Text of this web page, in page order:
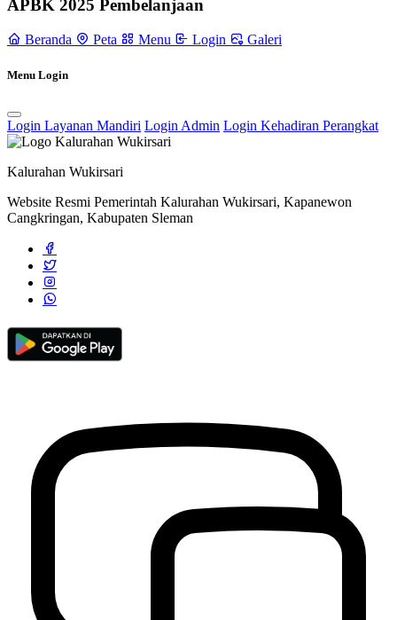
Beraneka Rasa
Pemerintah Kalurahan Wukirsari Melaksanakan Sosialisasi Fasilitasi
Akte 19 Desember 2023
APBK 2025 Pembelanjaan
Beranda Peta Menu Login Galeri
Menu Login
Login Layanan Mandiri Login Admin Login Kehadiran Perangkat
Kalurahan Wukirsari
Website Resmi Pemerintah Kalurahan Wukirsari, Kapanewon
Cangkringan, Kabupaten Sleman